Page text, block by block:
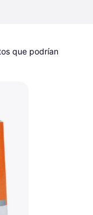
que podrían